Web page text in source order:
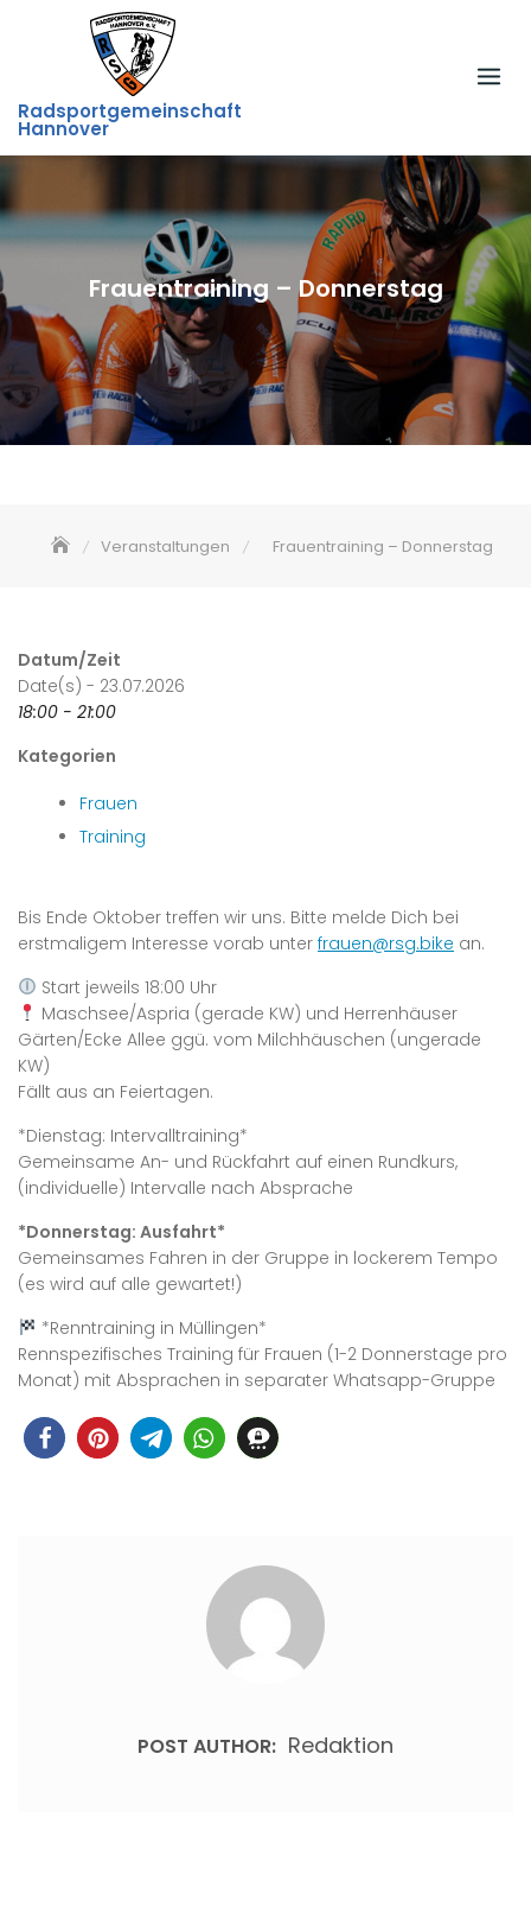
Radsportgemeinschaft
Hannover
Frauentraining – Donnerstag
Veranstaltungen Frauentraining – Donnerstag
Datum/Zeit
Date(s) - 23.07.2026
18:00 - 21:00
Kategorien
Frauen
Training
Bis Ende Oktober treffen wir uns. Bitte melde Dich bei
erstmaligem Interesse vorab unter frauen@rsg.bike an.
Start jeweils 18:00 Uhr
Maschsee/Aspria (gerade KW) und Herrenhäuser
Gärten/Ecke Allee ggü. vom Milchhäuschen (ungerade
KW)
Fällt aus an Feiertagen.
*Dienstag: Intervalltraining*
Gemeinsame An- und Rückfahrt auf einen Rundkurs,
(individuelle) Intervalle nach Absprache
*Donnerstag: Ausfahrt*
Gemeinsames Fahren in der Gruppe in lockerem Tempo
(es wird auf alle gewartet!)
*Renntraining in Müllingen*
Rennspezifisches Training für Frauen (1-2 Donnerstage pro
Monat) mit Absprachen in separater Whatsapp-Gruppe
POST AUTHOR: Redaktion